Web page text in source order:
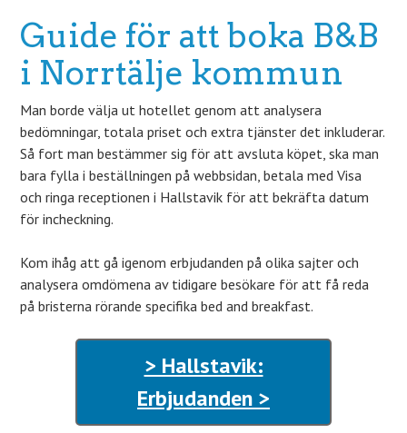
Guide för att boka B&B
i Norrtälje kommun
Man borde välja ut hotellet genom att analysera
bedömningar, totala priset och extra tjänster det inkluderar.
Så fort man bestämmer sig för att avsluta köpet, ska man
bara fylla i beställningen på webbsidan, betala med Visa
och ringa receptionen i Hallstavik för att bekräfta datum
för incheckning.
Kom ihåg att gå igenom erbjudanden på olika sajter och
analysera omdömena av tidigare besökare för att få reda
på bristerna rörande specifika bed and breakfast.
> Hallstavik:
Erbjudanden >